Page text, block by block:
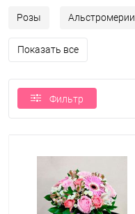
Розы Альстромерии
Показать все
Фильтр